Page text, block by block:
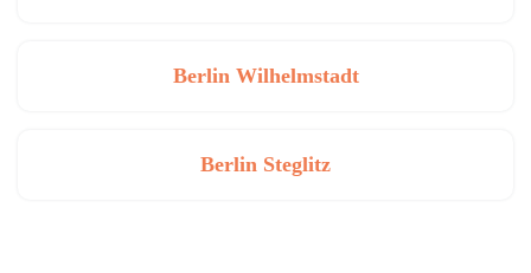
Berlin Wilhelmstadt
Berlin Steglitz